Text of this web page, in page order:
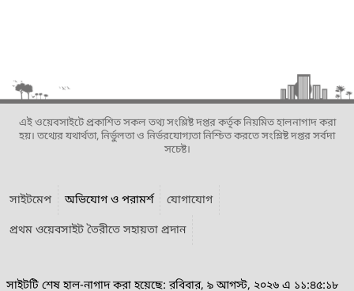
এই ওয়েবসাইটে প্রকাশিত সকল তথ্য সংশ্লিষ্ট দপ্তর কর্তৃক নিয়মিত হালনাগাদ করা
হয়। তথ্যের যথার্থতা, নির্ভুলতা ও নির্ভরযোগ্যতা নিশ্চিত করতে সংশ্লিষ্ট দপ্তর সর্বদা
সচেষ্ট।
সাইটমেপ অভিযোগ ও পরামর্শ
যোগাযোগ
প্রথম ওয়েবসাইট তৈরীতে সহায়তা প্রদান
সাইটটি শেষ হাল-নাগাদ করা হয়েছে: রবিবার, ৯ আগস্ট, ২০২৬ এ ১১:৪৫:১৮